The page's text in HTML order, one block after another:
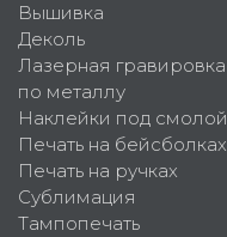
Вышивка
Деколь
Лазерная гравировка
по металлу
Наклейки под смолой
Печать на бейсболках
Печать на ручках
Сублимация
Тампопечать